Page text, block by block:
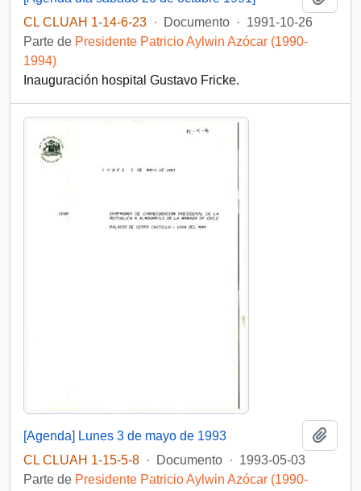
CL CLUAH 1-14-6-23 · Documento · 1991-10-26
Parte de Presidente Patricio Aylwin Azócar (1990-
1994)
Inauguración hospital Gustavo Fricke.
[Agenda] Lunes 3 de mayo de 1993
CL CLUAH 1-15-5-8 · Documento · 1993-05-03
Parte de Presidente Patricio Aylwin Azócar (1990-